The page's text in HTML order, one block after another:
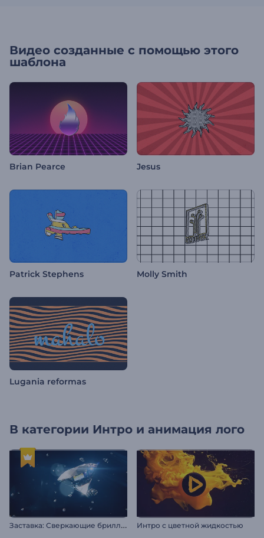
Видео созданные с помощью этого
шаблона
Brian Pearce Jesus
Patrick Stephens Molly Smith
Lugania reformas
В категории Интро и анимация лого
З
аставка: Сверкающие бриллианты Интро с цветной жидкостью